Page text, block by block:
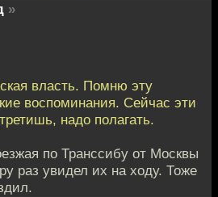
»
власть. Помню эту
воспоминания. Сейчас эти
надо полагать.
по Транссибу от Москвы
раз увидел их на ходу. Тоже